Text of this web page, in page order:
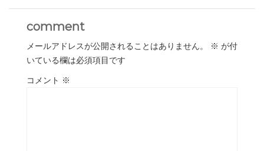
comment
メールアドレスが公開されることはありません。 ※ が付
いている欄は必須項目です
コメント ※